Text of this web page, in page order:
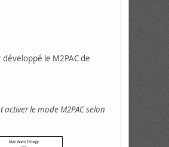
le M2PAC de
le mode M2PAC selon